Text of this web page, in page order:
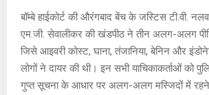
बॉम्बे हाईकोर्ट की औरंगबाद बेंच के जस्टिस टी.वी.
एम.जी. सेवालीकर की खंडपीठ ने तीन अलग-अलग
जिसे आइवरी कोस्ट, घाना, तंजानिया, बेनिन और
लोगों ने दायर की थी। इन सभी याचिकाकर्ताओं को
गुप्त सूचना के आधार पर अलग-अलग मस्जिदों में